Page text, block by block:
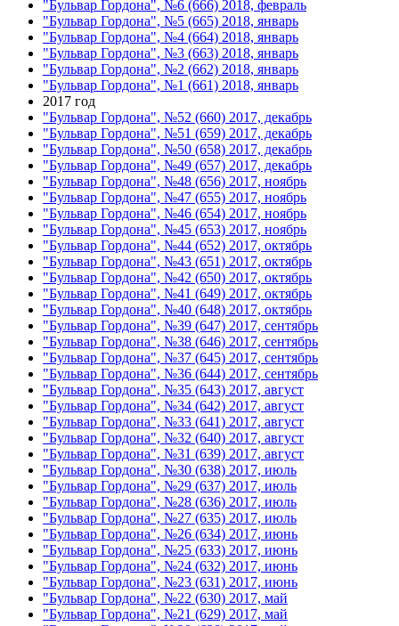
"Бульвар Гордона", №6 (666) 2018, февраль
"Бульвар Гордона", №5 (665) 2018, январь
"Бульвар Гордона", №4 (664) 2018, январь
"Бульвар Гордона", №3 (663) 2018, январь
"Бульвар Гордона", №2 (662) 2018, январь
"Бульвар Гордона", №1 (661) 2018, январь
2017 год
"Бульвар Гордона", №52 (660) 2017, декабрь
"Бульвар Гордона", №51 (659) 2017, декабрь
"Бульвар Гордона", №50 (658) 2017, декабрь
"Бульвар Гордона", №49 (657) 2017, декабрь
"Бульвар Гордона", №48 (656) 2017, ноябрь
"Бульвар Гордона", №47 (655) 2017, ноябрь
"Бульвар Гордона", №46 (654) 2017, ноябрь
"Бульвар Гордона", №45 (653) 2017, ноябрь
"Бульвар Гордона", №44 (652) 2017, октябрь
"Бульвар Гордона", №43 (651) 2017, октябрь
"Бульвар Гордона", №42 (650) 2017, октябрь
"Бульвар Гордона", №41 (649) 2017, октябрь
"Бульвар Гордона", №40 (648) 2017, октябрь
"Бульвар Гордона", №39 (647) 2017, сентябрь
"Бульвар Гордона", №38 (646) 2017, сентябрь
"Бульвар Гордона", №37 (645) 2017, сентябрь
"Бульвар Гордона", №36 (644) 2017, сентябрь
"Бульвар Гордона", №35 (643) 2017, август
"Бульвар Гордона", №34 (642) 2017, август
"Бульвар Гордона", №33 (641) 2017, август
"Бульвар Гордона", №32 (640) 2017, август
"Бульвар Гордона", №31 (639) 2017, август
"Бульвар Гордона", №30 (638) 2017, июль
"Бульвар Гордона", №29 (637) 2017, июль
"Бульвар Гордона", №28 (636) 2017, июль
"Бульвар Гордона", №27 (635) 2017, июль
"Бульвар Гордона", №26 (634) 2017, июнь
"Бульвар Гордона", №25 (633) 2017, июнь
"Бульвар Гордона", №24 (632) 2017, июнь
"Бульвар Гордона", №23 (631) 2017, июнь
"Бульвар Гордона", №22 (630) 2017, май
"Бульвар Гордона", №21 (629) 2017, май